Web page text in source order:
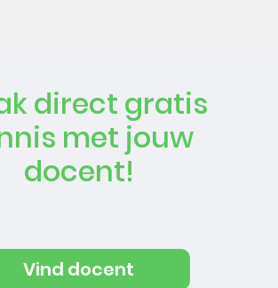
direct gratis
met jouw
docent!
Vind docent